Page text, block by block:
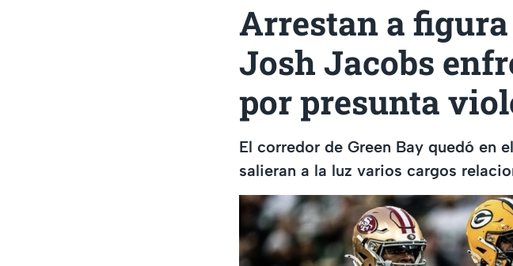
Arrestan a figura
Josh Jacobs
por presunta
El corredor de Green Bay quedó en
salieran a la luz varios cargos